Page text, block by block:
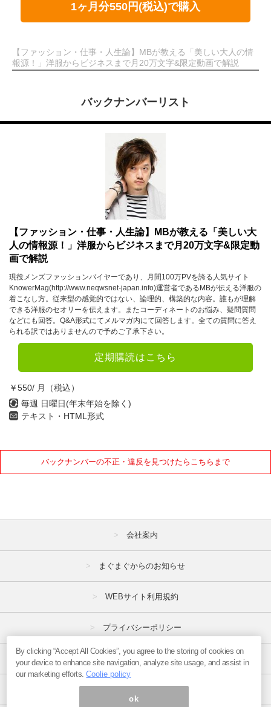
1ヶ月分550円(税込)で購入
【ファッション・仕事・人生論】MBが教える「美しい大人の情
報源！」洋服からビジネスまで月20万文字&限定動画で解説
バックナンバーリスト
【ファッション・仕事・人生論】MBが教える「美しい大
人の情報源！」洋服からビジネスまで月20万文字&限定動
画で解説
現役メンズファッションバイヤーであり、月間100万PVを誇る人気サイト
KnowerMag(http://www.neqwsnet-japan.info)運営者であるMBが伝える洋服の
着こなし方。従来型の感覚的ではない、論理的、構築的な内容。誰もが理解
できる洋服のセオリーを伝えます。またコーディネートのお悩み、疑問質問
などにも回答。Q&A形式にてメルマガ内にて回答します。全ての質問に答え
られる訳ではありませんので予めご了承下さい。
定期購読はこちら
￥550/ 月（税込）
毎週 日曜日(年末年始を除く)
テキスト・HTML形式
バックナンバーの不正・違反を見つけたらこちらまで
会社案内
まぐまぐからのお知らせ
WEBサイト利用規約
プライバシーポリシー
特定商取引法
By clicking “Accept All Cookies”, you agree to the storing of cookies on
your device to enhance site navigation, analyze site usage, and assist in
our marketing efforts.Coolie policy
ok